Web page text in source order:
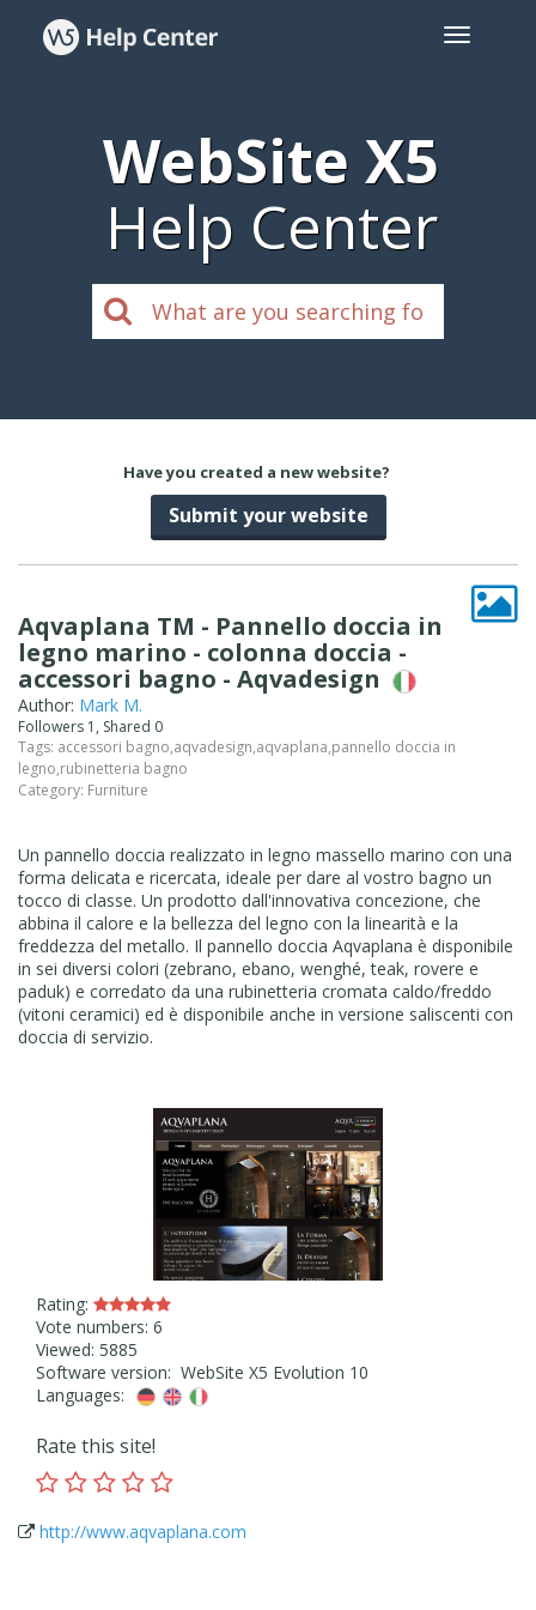
WebSite X5
Help Center
Have you created a new website?
Submit your website
Aqvaplana TM - Pannello doccia in
legno marino - colonna doccia -
accessori bagno - Aqvadesign
Author: Mark M.
Followers 1, Shared 0
Tags: accessori bagno,aqvadesign,aqvaplana,pannello doccia in
legno,rubinetteria bagno
Category: Furniture
Un pannello doccia realizzato in legno massello marino con una
forma delicata e ricercata, ideale per dare al vostro bagno un
tocco di classe. Un prodotto dall'innovativa concezione, che
abbina il calore e la bellezza del legno con la linearità e la
freddezza del metallo. Il pannello doccia Aqvaplana è disponibile
in sei diversi colori (zebrano, ebano, wenghé, teak, rovere e
paduk) e corredato da una rubinetteria cromata caldo/freddo
(vitoni ceramici) ed è disponibile anche in versione saliscenti con
doccia di servizio.
Rating:
Vote numbers: 6
Viewed: 5885
Software version: WebSite X5 Evolution 10
Languages:
Rate this site!
http://www.aqvaplana.com